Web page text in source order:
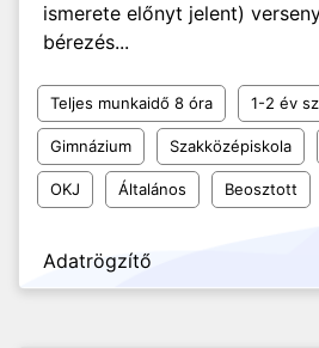
ismerete előnyt jelent)
bérezés...
Teljes munkaidő 8 óra 1-2 év
Gimnázium Szakközépiskola
OKJ Általános Beosztott
Adatrögzítő